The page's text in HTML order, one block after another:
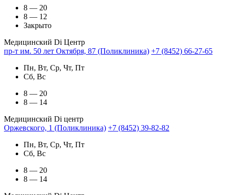
8 — 20
8 — 12
Закрыто
Медицинский Di Центр
пр-т им. 50 лет Октября, 87 (Поликлиника) +7 (8452) 66-27-65
Пн, Вт, Ср, Чт, Пт
Сб, Вс
8 — 20
8 — 14
Медицинский Di центр
Оржевского, 1 (Поликлиника) +7 (8452) 39-82-82
Пн, Вт, Ср, Чт, Пт
Сб, Вс
8 — 20
8 — 14